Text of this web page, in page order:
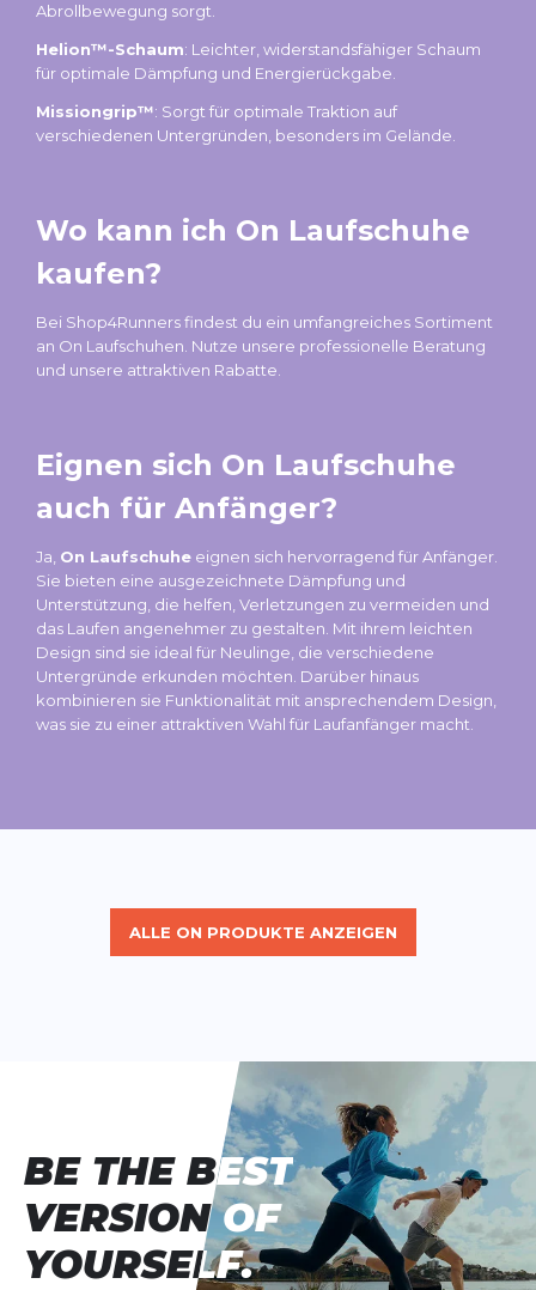
Abrollbewegung sorgt.
Helion™-Schaum: Leichter, widerstandsfähiger Schaum
für optimale Dämpfung und Energierückgabe.
Missiongrip™: Sorgt für optimale Traktion auf
verschiedenen Untergründen, besonders im Gelände.
Wo kann ich On Laufschuhe
kaufen?
Bei Shop4Runners findest du ein umfangreiches Sortiment
an On Laufschuhen. Nutze unsere professionelle Beratung
und unsere attraktiven Rabatte.
Eignen sich On Laufschuhe
auch für Anfänger?
Ja, On Laufschuhe eignen sich hervorragend für Anfänger.
Sie bieten eine ausgezeichnete Dämpfung und
Unterstützung, die helfen, Verletzungen zu vermeiden und
das Laufen angenehmer zu gestalten. Mit ihrem leichten
Design sind sie ideal für Neulinge, die verschiedene
Untergründe erkunden möchten. Darüber hinaus
kombinieren sie Funktionalität mit ansprechendem Design,
was sie zu einer attraktiven Wahl für Laufanfänger macht.
ALLE ON PRODUKTE ANZEIGEN
BE THE BEST
VERSION OF
YOURSELF.
BE THE BEST
VERSION OF
YOURSELF.